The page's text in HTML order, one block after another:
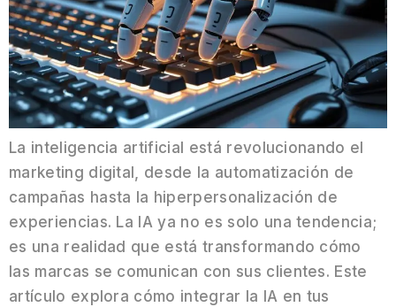
La inteligencia artificial está revolucionando el
marketing digital, desde la automatización de
campañas hasta la hiperpersonalización de
experiencias. La IA ya no es solo una tendencia;
es una realidad que está transformando cómo
las marcas se comunican con sus clientes. Este
artículo explora cómo integrar la IA en tus